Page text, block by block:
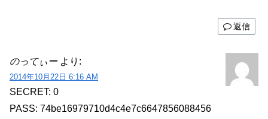
返信
のってぃー より:
2014年10月22日 6:16 AM
SECRET: 0
PASS: 74be16979710d4c4e7c6647856088456